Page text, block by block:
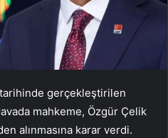
gerçekleştirilen
mahkeme, Özgür Çelik
alınmasına karar verdi.